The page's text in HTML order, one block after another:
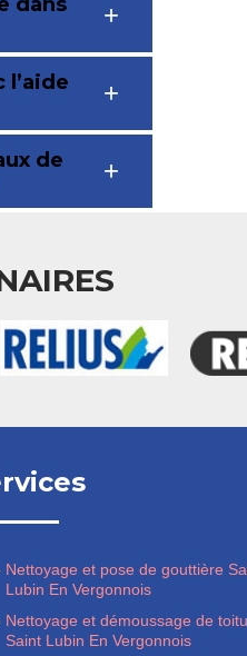
de
Nettoyage et pose de gouttière
Lubin En Vergonnois
Nettoyage et démoussage de
Saint Lubin En Vergonnois